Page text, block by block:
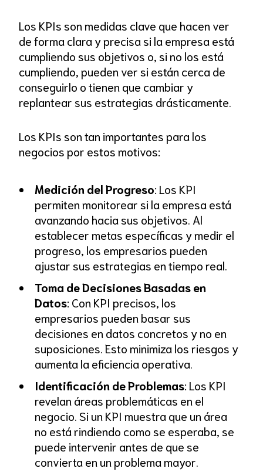
Los KPIs son medidas clave que hacen ver
de forma clara y precisa si la empresa está
cumpliendo sus objetivos o, si no los está
cumpliendo, pueden ver si están cerca de
conseguirlo o tienen que cambiar y
replantear sus estrategias drásticamente.
Los KPIs son tan importantes para los
negocios por estos motivos:
Medición del Progreso: Los KPI
permiten monitorear si la empresa está
avanzando hacia sus objetivos. Al
establecer metas específicas y medir el
progreso, los empresarios pueden
ajustar sus estrategias en tiempo real.
Toma de Decisiones Basadas en
Datos: Con KPI precisos, los
empresarios pueden basar sus
decisiones en datos concretos y no en
suposiciones. Esto minimiza los riesgos y
aumenta la eficiencia operativa.
Identificación de Problemas: Los KPI
revelan áreas problemáticas en el
negocio. Si un KPI muestra que un área
no está rindiendo como se esperaba, se
puede intervenir antes de que se
convierta en un problema mayor.